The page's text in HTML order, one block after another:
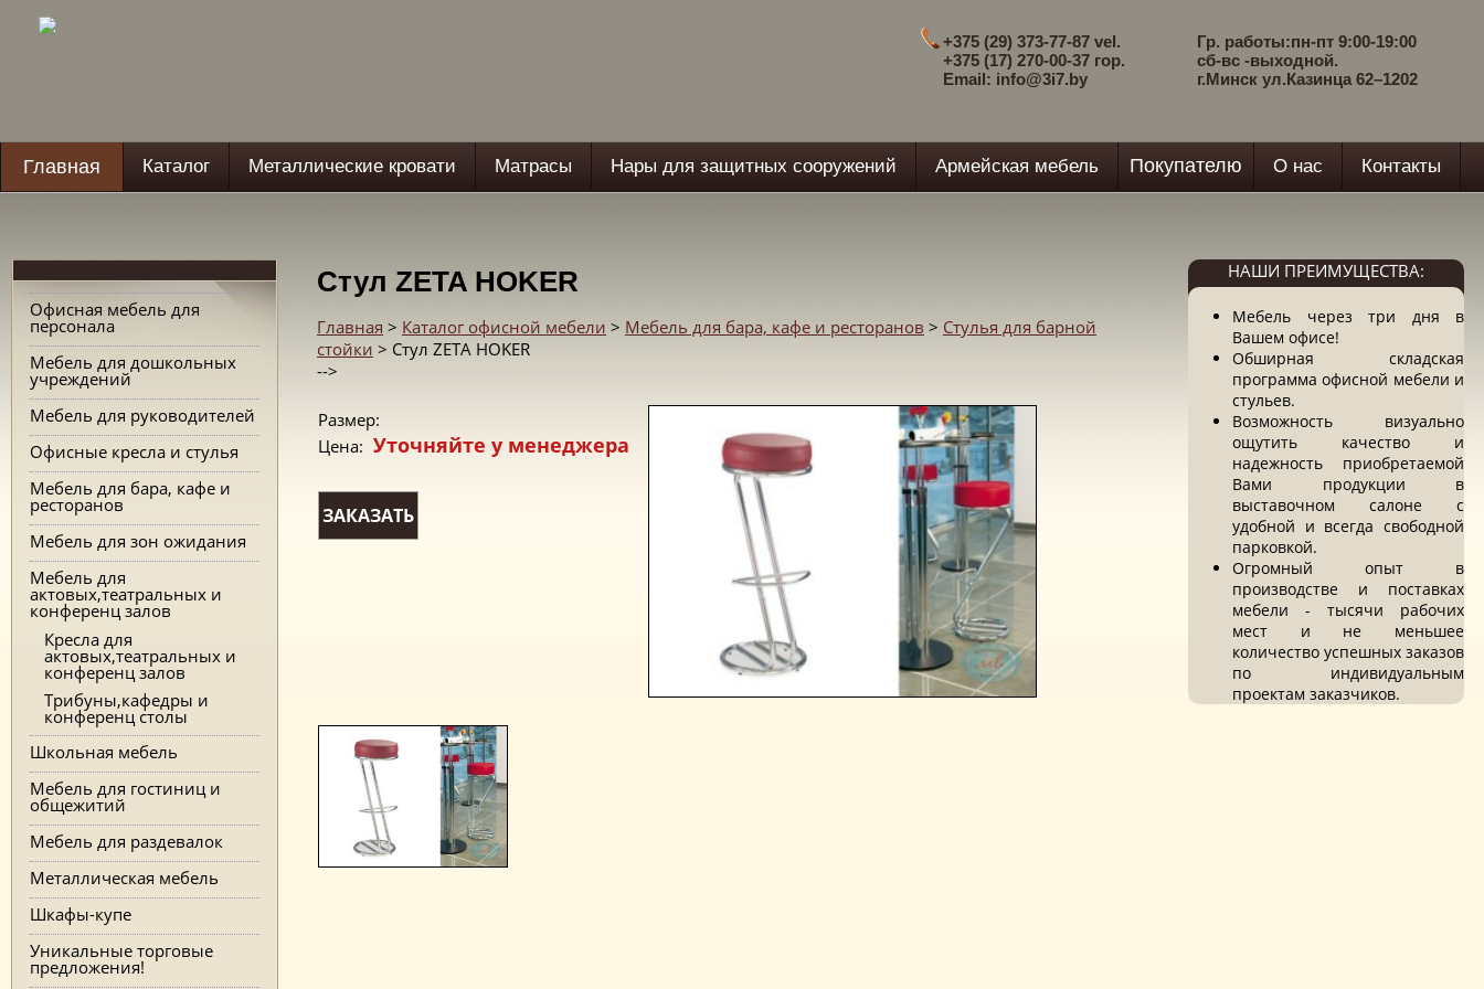
Гр. работы:пн-пт 9:00-19:00
сб-вс -выходной.
г.Минск ул.Казинца 62–1202
+375 (29) 373-77-87 vel.
+375 (17) 270-00-37 гор.
Email: info@3i7.by
Главная Каталог Металлические кровати Матрасы Нары для защитных сооружений Армейская мебель Покупателю О нас Контакты
Офисная мебель для
персонала
Мебель для дошкольных
учреждений
Мебель для руководителей
Офисные кресла и стулья
Мебель для бара, кафе и
ресторанов
Мебель для зон ожидания
Мебель для
актовых,театральных и
конференц залов
Кресла для
актовых,театральных и
конференц залов
Трибуны,кафедры и
конференц столы
Школьная мебель
Мебель для гостиниц и
общежитий
Мебель для раздевалок
Металлическая мебель
Шкафы-купе
Уникальные торговые
предложения!
Стул ZETA HOKER
Главная > Каталог офисной мебели > Мебель для бара, кафе и ресторанов > Стулья для барной
стойки > Стул ZETA HOKER
-->
Размер:
Цена: Уточняйте у менеджера
ЗАКАЗАТЬ
НАШИ ПРЕИМУЩЕСТВА:
Мебель через три дня в
Вашем офисе!
Обширная складская
программа офисной мебели и
стульев.
Возможность визуально
ощутить качество и
надежность приобретаемой
Вами продукции в
выставочном салоне с
удобной и всегда свободной
парковкой.
Огромный опыт в
производстве и поставках
мебели - тысячи рабочих
мест и не меньшее
количество успешных заказов
по индивидуальным
проектам заказчиков.